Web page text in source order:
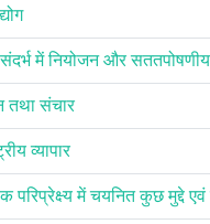
में नियोजन और
तथा संचार
व्यापार
परिप्रेक्ष्य में चयनित कुछ मुद्दे